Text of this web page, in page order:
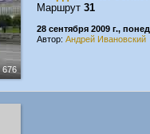
676
Маршрут 31
28 сентября 2009 г.,
Автор: Андрей Ивановский